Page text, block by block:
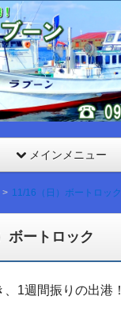
メインメニュー
11/16（日）ボートロック
ボートロック
1週間振りの出港！